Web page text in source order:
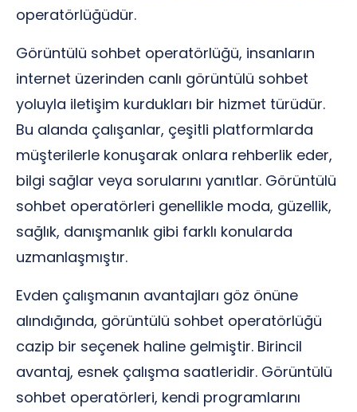
operatörlüğüdür.
Görüntülü sohbet operatörlüğü, insanların
internet üzerinden canlı görüntülü sohbet
yoluyla iletişim kurdukları bir hizmet türüdür.
Bu alanda çalışanlar, çeşitli platformlarda
müşterilerle konuşarak onlara rehberlik eder,
bilgi sağlar veya sorularını yanıtlar. Görüntülü
sohbet operatörleri genellikle moda, güzellik,
sağlık, danışmanlık gibi farklı konularda
uzmanlaşmıştır.
Evden çalışmanın avantajları göz önüne
alındığında, görüntülü sohbet operatörlüğü
cazip bir seçenek haline gelmiştir. Birincil
avantaj, esnek çalışma saatleridir. Görüntülü
sohbet operatörleri, kendi programlarını